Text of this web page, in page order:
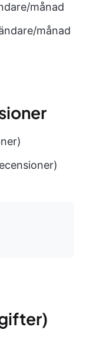
månad
månad